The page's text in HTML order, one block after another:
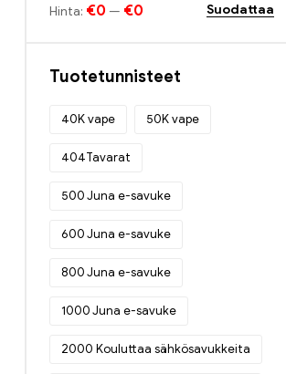
Suodattaa
Hinta: €0 — €0
Tuotetunnisteet
40K vape 50K vape
404Tavarat
500 Juna e-savuke
600 Juna e-savuke
800 Juna e-savuke
1000 Juna e-savuke
2000 Kouluttaa sähkösavukkeita